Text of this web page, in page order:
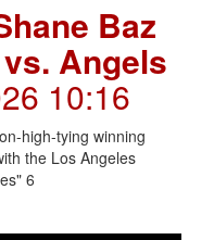
Baz
Angels
10:16
high-tying winning
the Los Angeles
6